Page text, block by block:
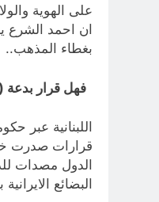
على الهوية
ان احمد الشرع
بغطاء المذهب..
فهل قرار بدعة
اللبنانية عبر
قرارات صدرت
الدول مصدات
البضائع